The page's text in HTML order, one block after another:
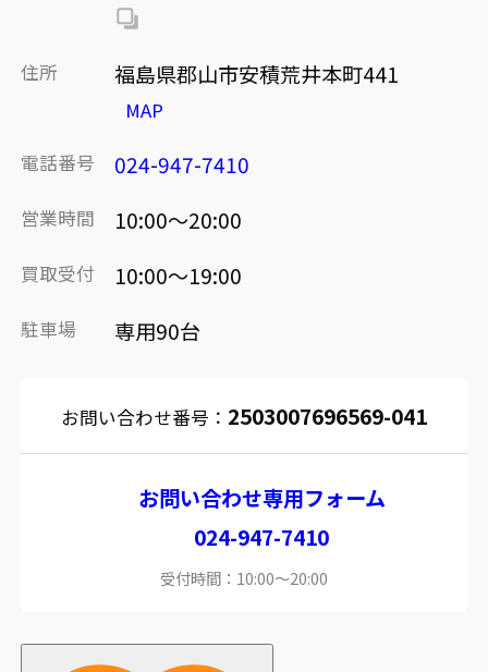
住所 福島県郡山市安積荒井本町441
MAP
電話番号 024-947-7410
営業時間 10:00～20:00
買取受付 10:00～19:00
駐車場 専用90台
お問い合わせ番号： 2503007696569-041
お問い合わせ専用フォーム
024-947-7410
受付時間：10:00～20:00